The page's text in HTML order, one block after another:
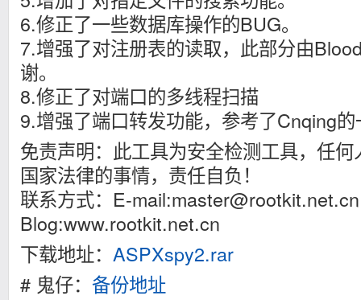
6.修正了一些数据库操作的BUG。
7.增强了对注册表的读取，此部分由
谢。
8.修正了对端口的多线程扫描
9.增强了端口转发功能，参考了Cnqing
免责声明：此工具为安全检测工具，任
国家法律的事情，责任自负！
联系方式：E-mail:master@rootkit.net.cn
Blog:www.rootkit.net.cn
下载地址： ASPXspy2.rar
# 鬼仔： 备份地址